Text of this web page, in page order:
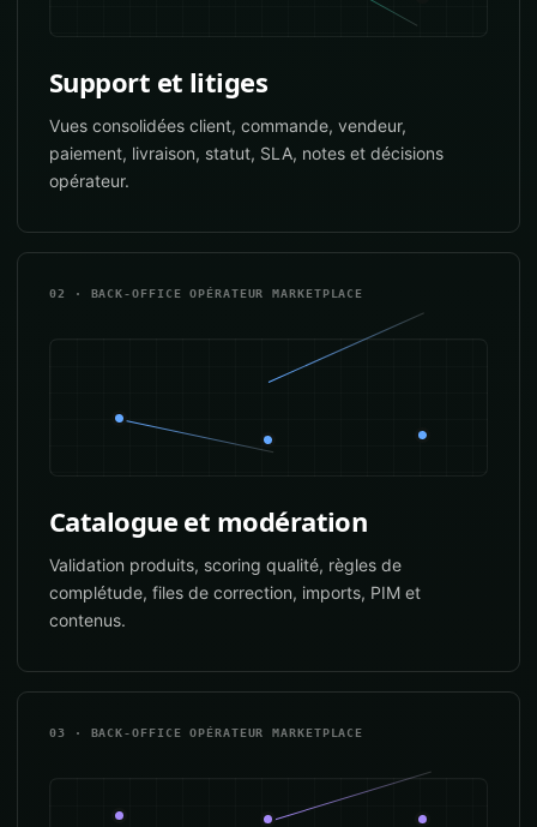
Support et litiges
Vues consolidées client, commande, vendeur,
paiement, livraison, statut, SLA, notes et décisions
opérateur.
02 · BACK-OFFICE OPÉRATEUR MARKETPLACE
Catalogue et modération
Validation produits, scoring qualité, règles de
complétude, files de correction, imports, PIM et
contenus.
03 · BACK-OFFICE OPÉRATEUR MARKETPLACE